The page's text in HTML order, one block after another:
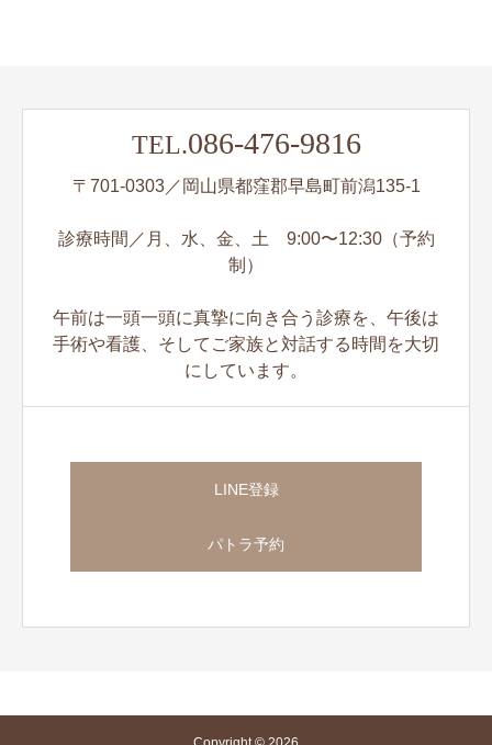
TEL.086-476-9816
〒701-0303／岡山県都窪郡早島町前潟135-1
診療時間／月、水、金、土 9:00〜12:30（予約
制）
午前は一頭一頭に真摯に向き合う診療を、午後は
手術や看護、そしてご家族と対話する時間を大切
にしています。
LINE登録
パトラ予約